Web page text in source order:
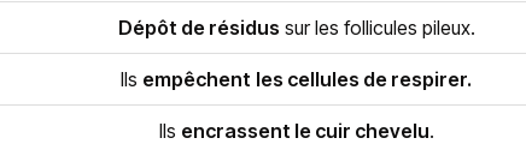
Dépôt de résidus sur les follicules pileux.
Ils empêchent les cellules de respirer.
Ils encrassent le cuir chevelu.